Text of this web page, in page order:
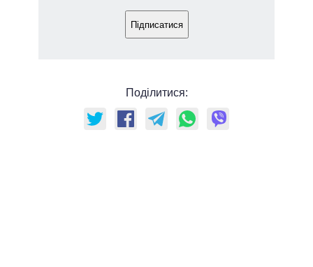
Підписатися
Поділитися: